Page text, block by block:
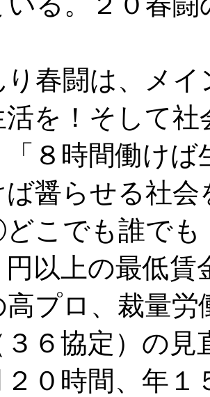
春闘は、メイ
活を！そして
「８時間働け
ば醤らせる社
こでも誰でも
円以上の最低
プロ、裁量
６協定）の見
２０時間、年